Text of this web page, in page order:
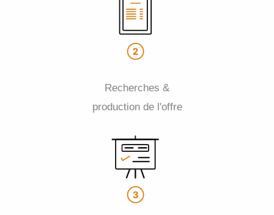
Recherches &
production de l'offre